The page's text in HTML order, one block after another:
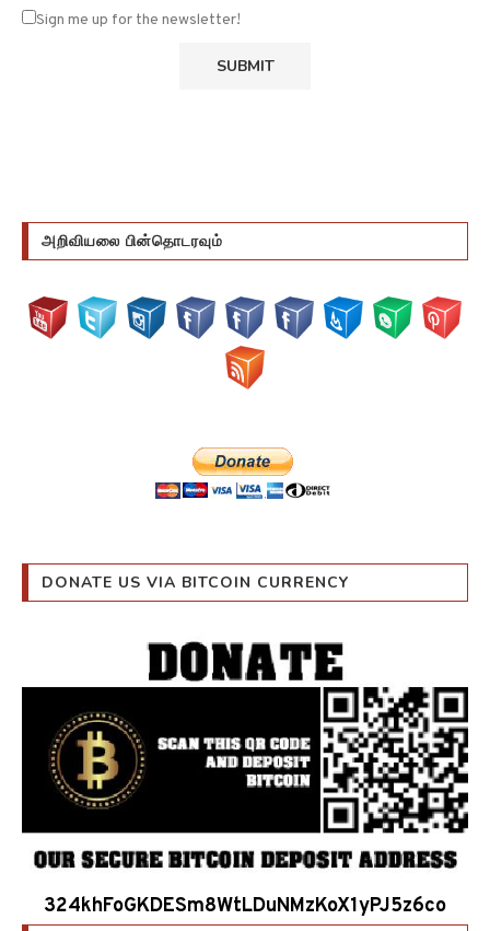
Sign me up for the newsletter!
அறிவியலை பின்தொடரவும்
DONATE US VIA BITCOIN CURRENCY
324khFoGKDESm8WtLDuNMzKoX1yPJ5z6co